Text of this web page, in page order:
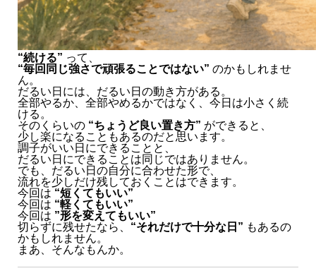
“続ける” って、
“毎回同じ強さで頑張ることではない” のかもしれませ
ん。
だるい日には、だるい日の動き方がある。
全部やるか、全部やめるかではなく、今日は小さく続
ける。
そのくらいの “ちょうど良い置き方” ができると、
少し楽になることもあるのだと思います。
調子がいい日にできることと、
だるい日にできることは同じではありません。
でも、だるい日の自分に合わせた形で、
流れを少しだけ残しておくことはできます。
今回は “短くてもいい”
今回は “軽くてもいい”
今回は ”形を変えてもいい”
切らずに残せたなら、 “それだけで十分な日” もあるの
かもしれません。
まあ、そんなもんか。